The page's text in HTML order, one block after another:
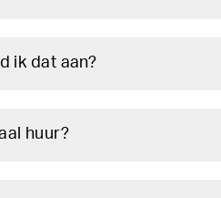
ik dat aan?
huur?